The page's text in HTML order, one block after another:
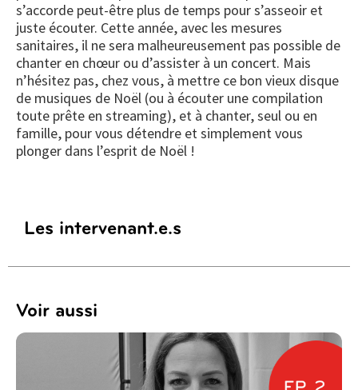
s’accorde peut-être plus de temps pour s’asseoir et
juste écouter. Cette année, avec les mesures
sanitaires, il ne sera malheureusement pas possible de
chanter en chœur ou d’assister à un concert. Mais
n’hésitez pas, chez vous, à mettre ce bon vieux disque
de musiques de Noël (ou à écouter une compilation
toute prête en streaming), et à chanter, seul ou en
famille, pour vous détendre et simplement vous
plonger dans l’esprit de Noël !
Les intervenant.e.s
Voir aussi